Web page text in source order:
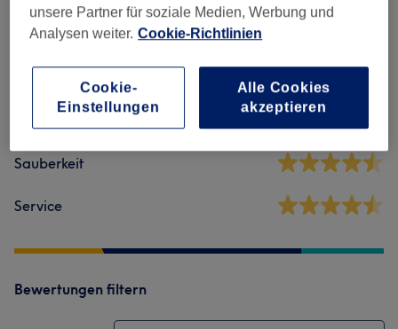
4,7
Sauberkeit
Service
Bewertungen filtern
unsere Partner für soziale Medien, Werbung und
Analysen weiter. Cookie-Richtlinien
Cookie-
Einstellungen
Alle Cookies
akzeptieren